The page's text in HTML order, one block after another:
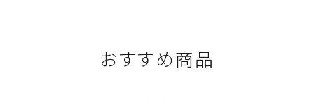
おすすめ商品